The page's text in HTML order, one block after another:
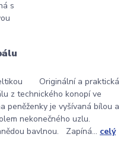
Originální a praktická
z technického konopí ve
peněženky je vyšívaná bílou a
nekonečného uzlu.
bavlnou. Zapíná... celý